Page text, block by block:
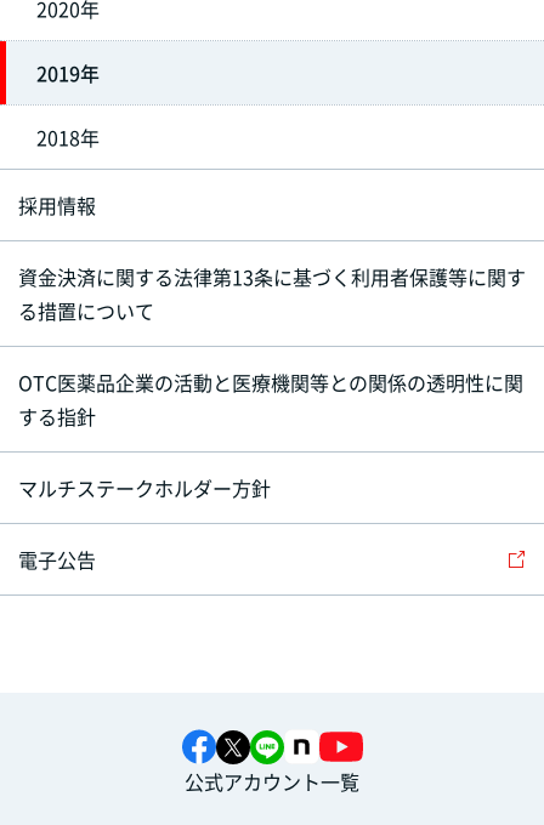
2020年
2019年
2018年
採用情報
資金決済に関する法律第13条に基づく利用者保護等に関す
る措置について
OTC医薬品企業の活動と医療機関等との関係の透明性に関
する指針
マルチステークホルダー方針
電子公告
公式アカウント一覧